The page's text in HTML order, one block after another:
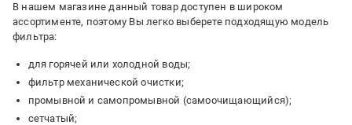
В нашем магазине данный товар доступен в широком
ассортименте, поэтому Вы легко выберете подходящую модель
фильтра:
для горячей или холодной воды;
фильтр механической очистки;
промывной и самопромывной (самоочищающийся);
сетчатый;